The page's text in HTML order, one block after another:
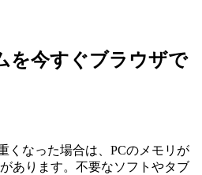
を今すぐブラウザで
くなった場合は、PCのメモリが
あります。不要なソフトやタブ